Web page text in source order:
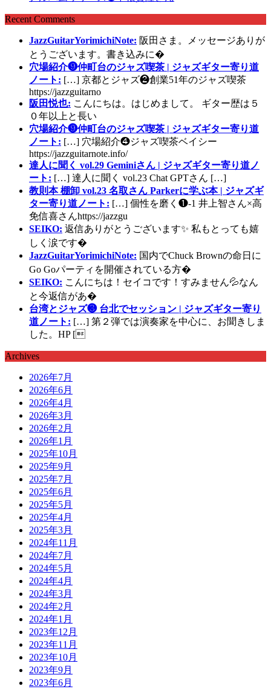
Recent Comments
JazzGuitarYorimichiNote: 阪田さま。メッセージありが
とうございます。書き込みに�
穴場紹介❾仲町台のジャズ喫茶 | ジャズギター寄り道
ノート: […] 京都とジャズ❷創業51年のジャズ喫茶
https://jazzguitarno
阪田悦也: こんにちは。はじめまして。 ギター歴は５
０年以上と長い
穴場紹介❾仲町台のジャズ喫茶 | ジャズギター寄り道
ノート: […] 穴場紹介❹ジャズ喫茶ベイシー
https://jazzguitarnote.info/
達人に聞く vol.29 Geminiさん | ジャズギター寄り道ノ
ート: […] 達人に聞く vol.23 Chat GPTさん […]
教則本 棚卸 vol.23 名取さん Parkerに学ぶ本 | ジャズギ
ター寄り道ノート: […] 個性を磨く❶-1 井上智さん×高
免信喜さんhttps://jazzgu
SEIKO: 返信ありがとうございます✨ 私もとっても嬉
しく涙です�
JazzGuitarYorimichiNote: 国内でChuck Brownの命日に
Go Goパーティを開催されている方�
SEIKO: こんにちは！セイコです！すみません💦なん
と今返信があ�
台湾とジャズ❸ 台北でセッション | ジャズギター寄り
道ノート: […] 第２弾では演奏家を中心に、お聞きしま
した。HP [
Archives
2026年7月
2026年6月
2026年4月
2026年3月
2026年2月
2026年1月
2025年10月
2025年9月
2025年7月
2025年6月
2025年5月
2025年4月
2025年3月
2024年11月
2024年7月
2024年5月
2024年4月
2024年3月
2024年2月
2024年1月
2023年12月
2023年11月
2023年10月
2023年9月
2023年6月